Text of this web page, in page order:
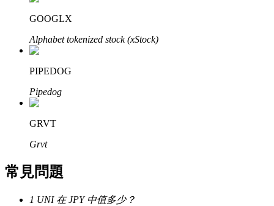
合夥人計劃
Bitrue渠道合伙人
最高達65%佣金！
GOOGLX
Alphabet tokenized stock (xStock)
PIPEDOG
Pipedog
GRVT
Grvt
常見問題
1 UNI 在 JPY 中值多少？